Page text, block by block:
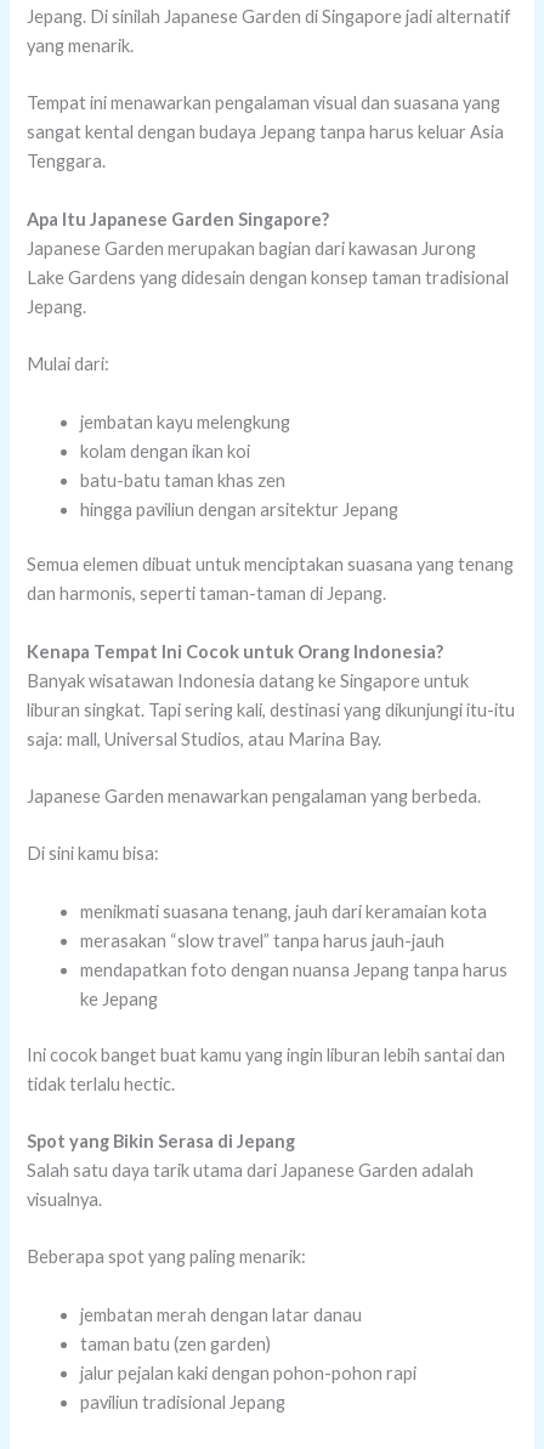
Jepang. Di sinilah Japanese Garden di Singapore jadi alternatif
yang menarik.
Tempat ini menawarkan pengalaman visual dan suasana yang
sangat kental dengan budaya Jepang tanpa harus keluar Asia
Tenggara.
Apa Itu Japanese Garden Singapore?
Japanese Garden merupakan bagian dari kawasan Jurong
Lake Gardens yang didesain dengan konsep taman tradisional
Jepang.
Mulai dari:
jembatan kayu melengkung
kolam dengan ikan koi
batu-batu taman khas zen
hingga paviliun dengan arsitektur Jepang
Semua elemen dibuat untuk menciptakan suasana yang tenang
dan harmonis, seperti taman-taman di Jepang.
Kenapa Tempat Ini Cocok untuk Orang Indonesia?
Banyak wisatawan Indonesia datang ke Singapore untuk
liburan singkat. Tapi sering kali, destinasi yang dikunjungi itu-itu
saja: mall, Universal Studios, atau Marina Bay.
Japanese Garden menawarkan pengalaman yang berbeda.
Di sini kamu bisa:
menikmati suasana tenang, jauh dari keramaian kota
merasakan “slow travel” tanpa harus jauh-jauh
mendapatkan foto dengan nuansa Jepang tanpa harus
ke Jepang
Ini cocok banget buat kamu yang ingin liburan lebih santai dan
tidak terlalu hectic.
Spot yang Bikin Serasa di Jepang
Salah satu daya tarik utama dari Japanese Garden adalah
visualnya.
Beberapa spot yang paling menarik:
jembatan merah dengan latar danau
taman batu (zen garden)
jalur pejalan kaki dengan pohon-pohon rapi
paviliun tradisional Jepang